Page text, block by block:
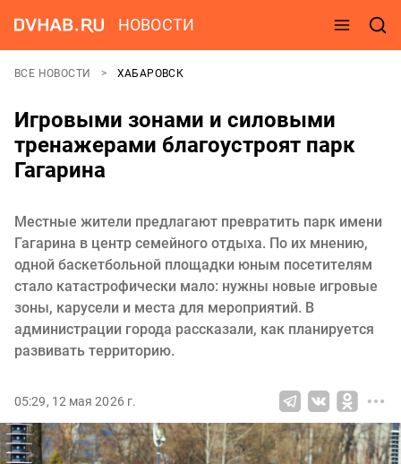
НОВОСТИ
ВСЕ НОВОСТИ ХАБАРОВСК
Игровыми зонами и силовыми
тренажерами благоустроят парк
Гагарина
Местные жители предлагают превратить парк имени
Гагарина в центр семейного отдыха. По их мнению,
одной баскетбольной площадки юным посетителям
стало катастрофически мало: нужны новые игровые
зоны, карусели и места для мероприятий. В
администрации города рассказали, как планируется
развивать территорию.
05:29, 12 мая 2026 г.